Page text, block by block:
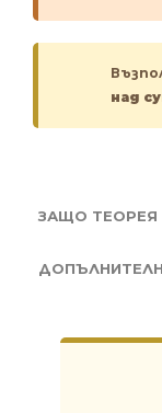
над
ЗАЩО ТЕОРЕЯ